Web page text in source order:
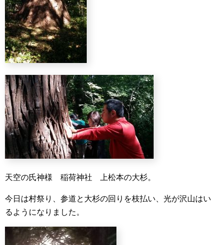
天空の氏神様 稲荷神社 上松本の大杉。
今日は村祭り、参道と大杉の回りを枝払い、光が沢山はい
るようになりました。